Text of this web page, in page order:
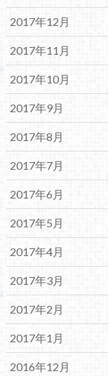
2017年12月
2017年11月
2017年10月
2017年9月
2017年8月
2017年7月
2017年6月
2017年5月
2017年4月
2017年3月
2017年2月
2017年1月
2016年12月